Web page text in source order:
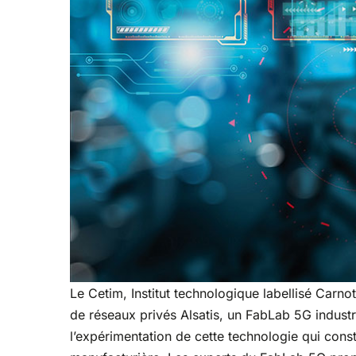
Le Cetim, Institut technologique labellisé
de réseaux privés Alsatis, un FabLab 5G
l’expérimentation de cette technologie qui